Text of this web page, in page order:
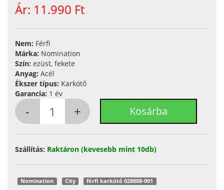
Ár: 11.990 Ft
Nem: Férfi
Márka: Nomination
Szín: ezüst, fekete
Anyag: Acél
Ékszer típus: Karkötő
Garancia: 1 év
Szállítás: Raktáron (kevesebb mint 10db)
Nomination City férfi karkötő 028808-001